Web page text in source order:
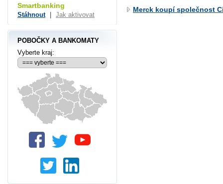
Merck koupí společnost
Smartbanking
Stáhnout Jak aktivovat
POBOČKY A BANKOMATY
Vyberte kraj: